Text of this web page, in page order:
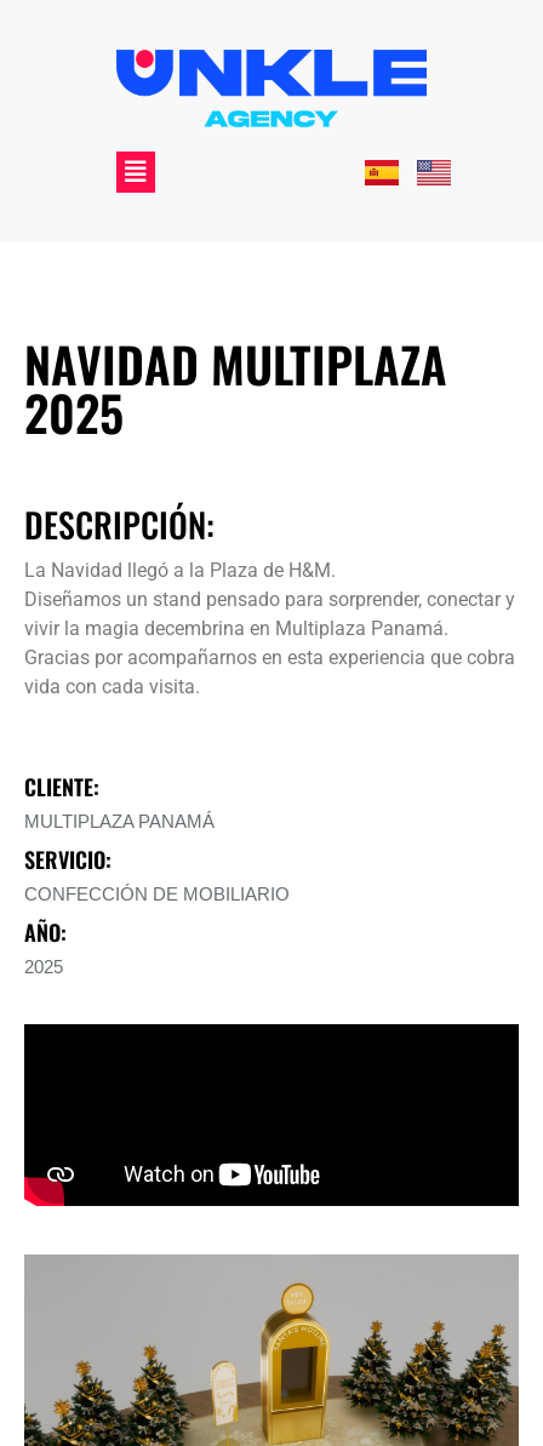
NAVIDAD MULTIPLAZA
2025
DESCRIPCIÓN:
La Navidad llegó a la Plaza de H&M.
Diseñamos un stand pensado para sorprender, conectar y
vivir la magia decembrina en Multiplaza Panamá.
Gracias por acompañarnos en esta experiencia que cobra
vida con cada visita.
CLIENTE:
MULTIPLAZA PANAMÁ
SERVICIO:
CONFECCIÓN DE MOBILIARIO
AÑO:
2025